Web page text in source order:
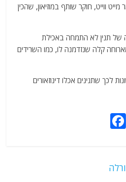
ווייט, חוקר שותף במוזיאון, שהכין
של תנין לא התמחה באכילת
קלה שנזדמנה לו, כמו השרידים
T
e